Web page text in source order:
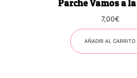
Parche Vamos a
7,00€
AÑADIR AL CARRITO